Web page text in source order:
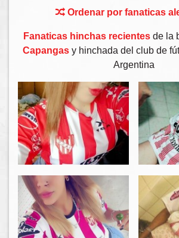
Ordenar por fanaticas
Fanaticas hinchas recientes de la
Capangasy hinchada del club de
Argentina